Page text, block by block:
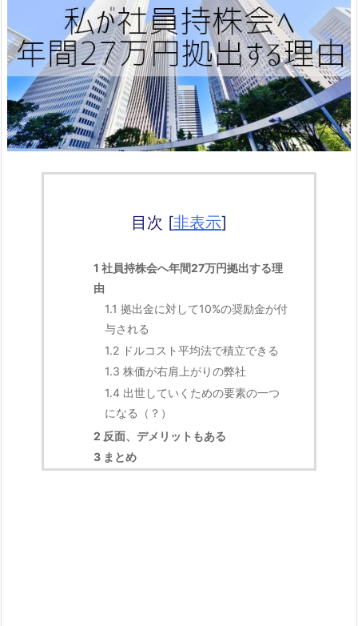
目次 [非表示]
1 社員持株会へ年間27万円拠出する理
由
1.1 拠出金に対して10%の奨励金が付
与される
1.2 ドルコスト平均法で積立できる
1.3 株価が右肩上がりの弊社
1.4 出世していくための要素の一つ
になる（？）
2 反面、デメリットもある
3 まとめ